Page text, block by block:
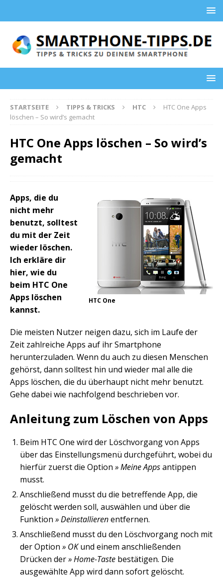
STARTSEITE TIPPS & TRICKS HTC
HTC One Apps
löschen – So wird’s gemacht
HTC One Apps löschen – So wird’s
gemacht
HTC One
Apps, die du
nicht mehr
benutzt, solltest
du mit der Zeit
wieder löschen.
Ich erkläre dir
hier, wie du
beim HTC One
Apps löschen
kannst.
Die meisten Nutzer neigen dazu, sich im Laufe der
Zeit zahlreiche Apps auf ihr Smartphone
herunterzuladen. Wenn du auch zu diesen Menschen
gehörst, dann solltest hin und wieder mal alle die
Apps löschen, die du überhaupt nicht mehr benutzt.
Gehe dabei wie nachfolgend beschrieben vor.
Anleitung zum Löschen von Apps
Beim HTC One wird der Löschvorgang von Apps
über das Einstellungsmenü durchgeführt, wobei du
hierfür zuerst die Option » Meine Appsantippen
musst.
Anschließend musst du die betreffende App, die
gelöscht werden soll, auswählen und über die
Funktion » Deinstallierenentfernen.
Anschließend musst du den Löschvorgang noch mit
der Option » OKund einem anschließenden
Drücken der» Home-Taste bestätigen. Die
ausgewählte App wird dann sofort gelöscht.